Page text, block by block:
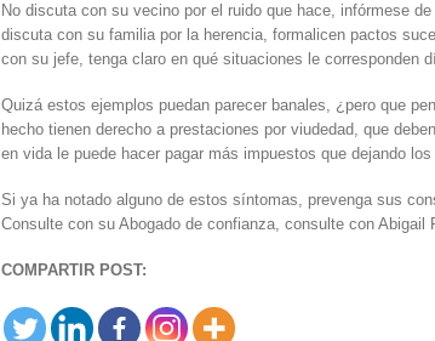
No discuta con su vecino por el ruido que hace, infórmese
discuta con su familia por la herencia, formalicen pactos
con su jefe, tenga claro en qué situaciones le corresponden
Quizá estos ejemplos puedan parecer banales, ¿pero que
hecho tienen derecho a prestaciones por viudedad, que
en vida le puede hacer pagar más impuestos que dejando
Si ya ha notado alguno de estos síntomas, prevenga sus
Consulte con su Abogado de confianza, consulte con Abigail
COMPARTIR POST: